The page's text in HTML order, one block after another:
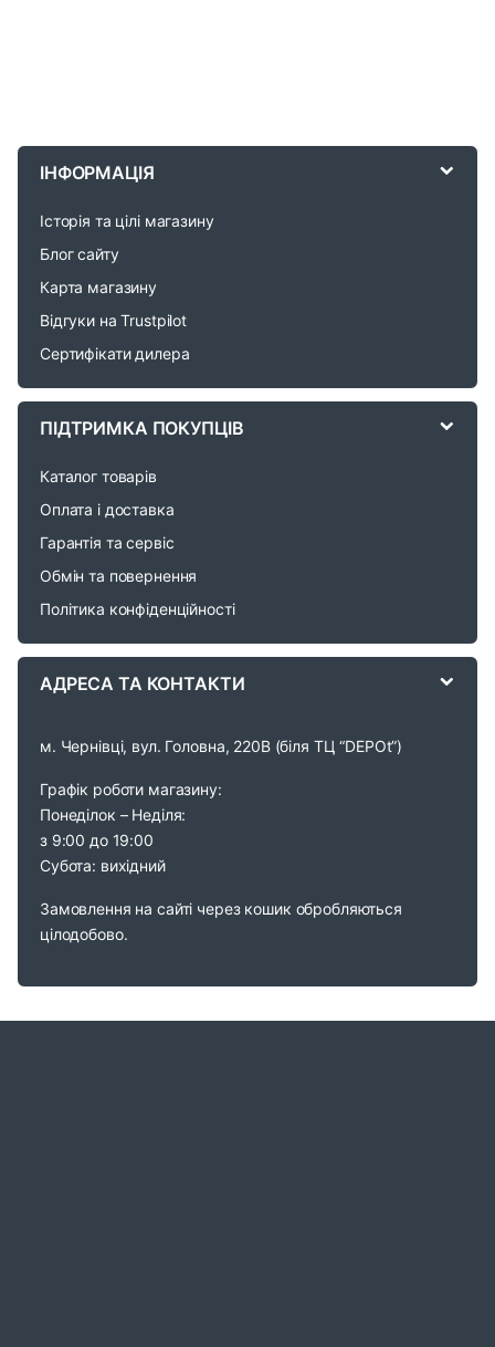
C
ІНФОРМАЦІЯ
Історія та цілі магазину
Блог сайту
Карта магазину
Відгуки на Trustpilot
Сертифікати дилера
ПІДТРИМКА ПОКУПЦІВ
Каталог товарів
Оплата і доставка
Гарантія та сервіс
Обмін та повернення
Політика конфіденційності
АДРЕСА ТА КОНТАКТИ
м. Чернівці, вул. Головна, 220В (біля ТЦ “DEPOt”)
Графік роботи магазину:
Понеділок – Неділя:
з 9:00 до 19:00
Субота: вихідний
Замовлення на сайті через кошик обробляються
цілодобово.